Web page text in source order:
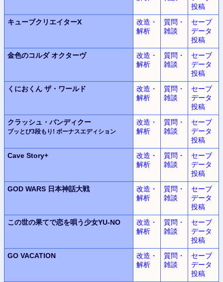
投稿
キューブクリエイターX
改造・
解析
質問・
雑談
セーブ
データ
投稿
金色のコルダオクターヴ
改造・
解析
質問・
雑談
セーブ
データ
投稿
くにおくん ザ・ワールド
改造・
解析
質問・
雑談
セーブ
データ
投稿
クラッシュ・バンディクー
ブッとび3段もり! ボーナスエディション
改造・
解析
質問・
雑談
セーブ
データ
投稿
Cave Story+
改造・
解析
質問・
雑談
セーブ
データ
投稿
GOD WARS 日本神話大戦
改造・
解析
質問・
雑談
セーブ
データ
投稿
この世の果てで恋を唄う少女YU-NO
改造・
解析
質問・
雑談
セーブ
データ
投稿
GO VACATION
改造・
解析
質問・
雑談
セーブ
データ
投稿